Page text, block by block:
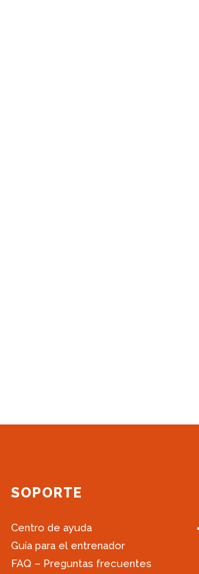
SOPORTE
Centro de ayuda
Guía para el entrenador
FAQ – Preguntas frecuentes